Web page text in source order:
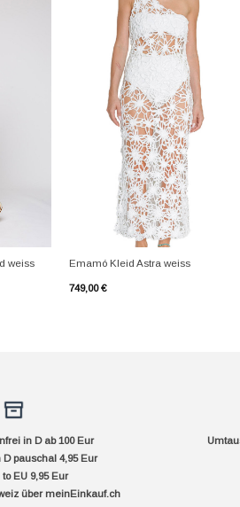
weiss Emamó Kleid Astra weiss
749,00€
in D ab 100 Eur
pauschal 4,95 Eur
EU 9,95 Eur
über meinEinkauf.ch